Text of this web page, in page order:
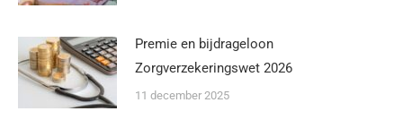
Premie en bijdrageloon
Zorgverzekeringswet 2026
11 december 2025